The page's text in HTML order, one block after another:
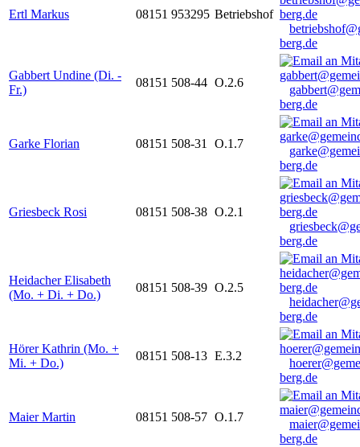
Ertl Markus 08151 953295 Betriebshof
berg.de
Gabbert Undine (Di. -
Fr.)
08151 508-44 O.2.6
berg.de
Garke Florian 08151 508-31 O.1.7
berg.de
Griesbeck Rosi 08151 508-38 O.2.1
berg.de
Heidacher Elisabeth
(Mo. + Di. + Do.)
08151 508-39 O.2.5
berg.de
Hörer Kathrin (Mo. +
Mi. + Do.)
08151 508-13 E.3.2
berg.de
Maier Martin 08151 508-57 O.1.7
berg.de